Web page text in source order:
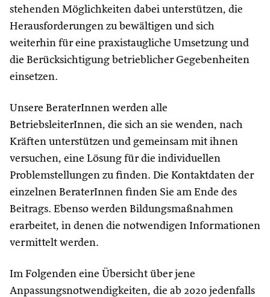
stehenden Möglichkeiten dabei unterstützen, die
Herausforderungen zu bewältigen und sich
weiterhin für eine praxistaugliche Umsetzung und
die Berücksichtigung betrieblicher Gegebenheiten
einsetzen.
Unsere BeraterInnen werden alle
BetriebsleiterInnen, die sich an sie wenden, nach
Kräften unterstützen und gemeinsam mit ihnen
versuchen, eine Lösung für die individuellen
Problemstellungen zu finden. Die Kontaktdaten der
einzelnen BeraterInnen finden Sie am Ende des
Beitrags. Ebenso werden Bildungsmaßnahmen
erarbeitet, in denen die notwendigen Informationen
vermittelt werden.
Im Folgenden eine Übersicht über jene
Anpassungsnotwendigkeiten, die ab 2020 jedenfalls